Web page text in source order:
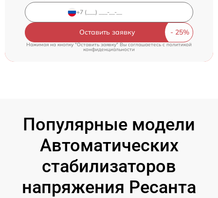
Оставить заявку
Нажимая на кнопку "Оставить заявку" Вы соглашаетесь cполитикой
конфиденциальности
Популярные модели
Автоматических
стабилизаторов
напряжения Ресанта